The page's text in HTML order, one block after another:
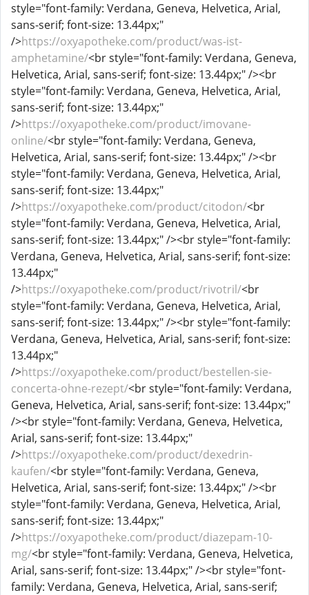
style="font-family: Verdana, Geneva, Helvetica, Arial,
sans-serif; font-size: 13.44px;"
/>https://oxyapotheke.com/product/was-ist-
amphetamine/<br style="font-family: Verdana, Geneva,
Helvetica, Arial, sans-serif; font-size: 13.44px;" /><br
style="font-family: Verdana, Geneva, Helvetica, Arial,
sans-serif; font-size: 13.44px;"
/>https://oxyapotheke.com/product/imovane-
online/<br style="font-family: Verdana, Geneva,
Helvetica, Arial, sans-serif; font-size: 13.44px;" /><br
style="font-family: Verdana, Geneva, Helvetica, Arial,
sans-serif; font-size: 13.44px;"
/>https://oxyapotheke.com/product/citodon/<br
style="font-family: Verdana, Geneva, Helvetica, Arial,
sans-serif; font-size: 13.44px;" /><br style="font-family:
Verdana, Geneva, Helvetica, Arial, sans-serif; font-size:
13.44px;"
/>https://oxyapotheke.com/product/rivotril/<br
style="font-family: Verdana, Geneva, Helvetica, Arial,
sans-serif; font-size: 13.44px;" /><br style="font-family:
Verdana, Geneva, Helvetica, Arial, sans-serif; font-size:
13.44px;"
/>https://oxyapotheke.com/product/bestellen-sie-
concerta-ohne-rezept/<br style="font-family: Verdana,
Geneva, Helvetica, Arial, sans-serif; font-size: 13.44px;"
/><br style="font-family: Verdana, Geneva, Helvetica,
Arial, sans-serif; font-size: 13.44px;"
/>https://oxyapotheke.com/product/dexedrin-
kaufen/<br style="font-family: Verdana, Geneva,
Helvetica, Arial, sans-serif; font-size: 13.44px;" /><br
style="font-family: Verdana, Geneva, Helvetica, Arial,
sans-serif; font-size: 13.44px;"
/>https://oxyapotheke.com/product/diazepam-10-
mg/<br style="font-family: Verdana, Geneva, Helvetica,
Arial, sans-serif; font-size: 13.44px;" /><br style="font-
family: Verdana, Geneva, Helvetica, Arial, sans-serif;